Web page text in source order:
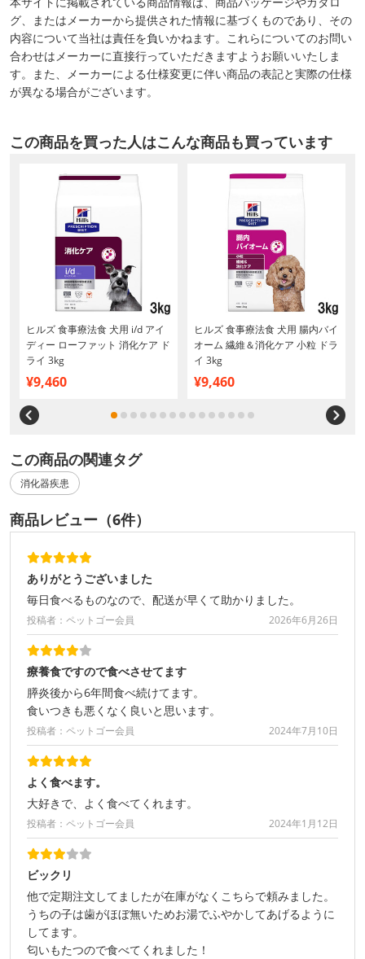
グ、またはメーカーから提供された情報に基づくものであり、その
内容について当社は責任を負いかねます。これらについてのお問い
合わせはメーカーに直接行っていただきますようお願いいたしま
す。また、メーカーによる仕様変更に伴い商品の表記と実際の仕様
が異なる場合がございます。
この商品を買った人はこんな商品も買っています
ヒルズ 食事療法食 犬用 i/d アイ
ディー ローファット 消化ケア ド
ライ 3kg
¥9,460
ヒルズ 食事療法食 犬用 腸内バイ
オーム 繊維＆消化ケア 小粒 ドラ
イ 3kg
¥9,460
この商品の関連タグ
消化器疾患
商品レビュー（6件）
ありがとうございました
毎日食べるものなので、配送が早くて助かりました。
投稿者：ペットゴー会員 2026年6月26日
療養食ですので食べさせてます
膵炎後から6年間食べ続けてます。
食いつきも悪くなく良いと思います。
投稿者：ペットゴー会員 2024年7月10日
よく食べます。
大好きで、よく食べてくれます。
投稿者：ペットゴー会員 2024年1月12日
ビックリ
他で定期注文してましたが在庫がなくこちらで頼みました。
うちの子は歯がほぼ無いためお湯でふやかしてあげるように
してます。
匂いもたつので食べてくれました！